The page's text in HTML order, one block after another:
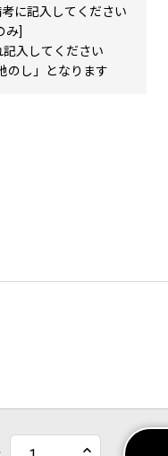
に記入してください
み]
入してください
のし」となります